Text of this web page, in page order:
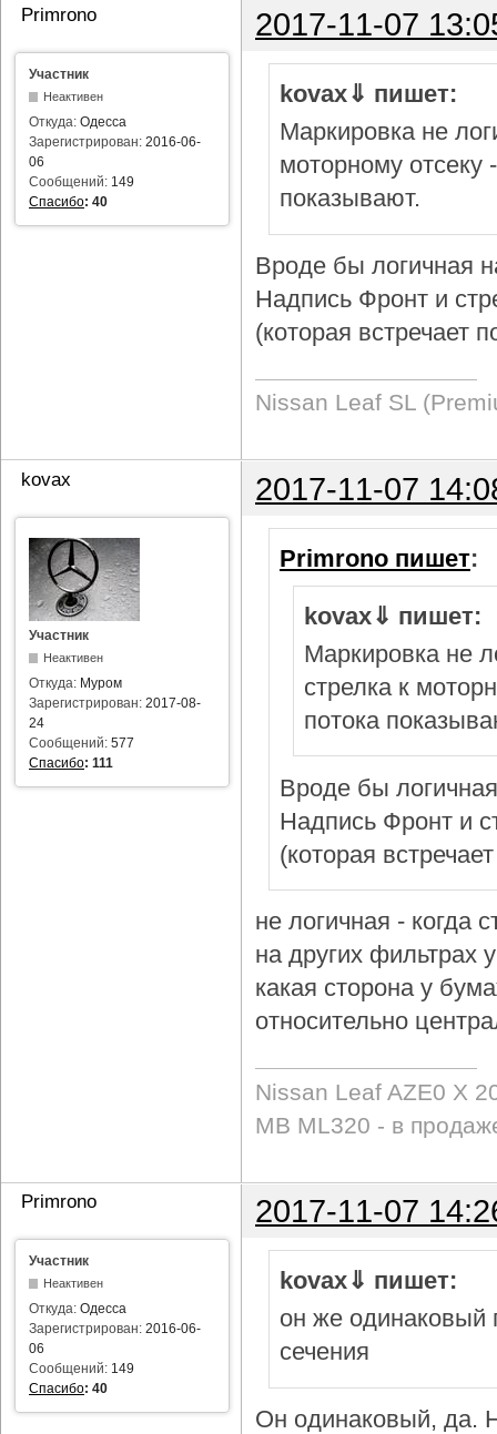
Primrono 2017-11-07
Участник
Неактивен
Откуда: Одесса
Зарегистрирован: 2016-06-
06
Сообщений: 149
Спасибо: 40
kovax⇓ пишет:
Маркировка не
моторному отсеку
показывают.
Вроде бы логичная
Надпись Фронт и
(которая встречает
Nissan Leaf SL
kovax 2017-11-07
Участник
Неактивен
Откуда: Муром
Зарегистрирован: 2017-08-
24
Сообщений: 577
Спасибо: 111
Primrono пишет:
kovax⇓ пишет:
Маркировка не
стрелка к
потока
Вроде бы
Надпись Фронт и
(которая
не логичная - когда
на других фильтрах
какая сторона у
относительно
Nissan Leaf AZE0 X
MB ML320 - в
Primrono 2017-11-07
Участник
Неактивен
Откуда: Одесса
Зарегистрирован: 2016-06-
06
Сообщений: 149
Спасибо: 40
kovax⇓ пишет:
он же одинаковый
сечения
Он одинаковый, да.